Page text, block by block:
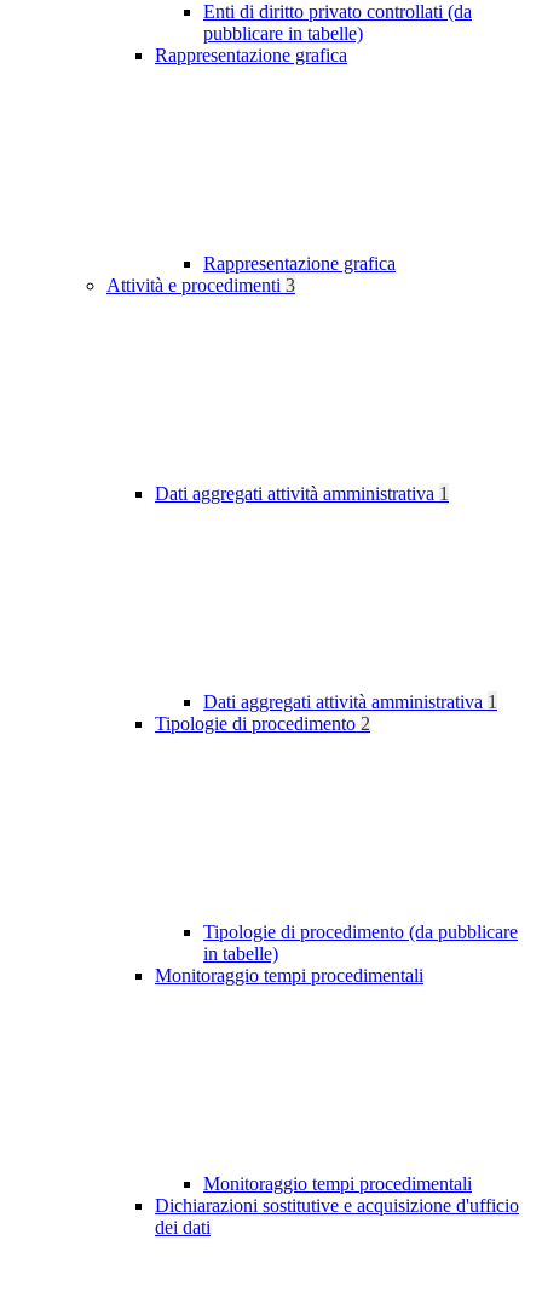
Enti di diritto privato controllati (da
pubblicare in tabelle)
Rappresentazione grafica
Rappresentazione grafica
Attività e procedimenti 3
Dati aggregati attività amministrativa 1
Dati aggregati attività amministrativa 1
Tipologie di procedimento 2
Tipologie di procedimento (da pubblicare
in tabelle)
Monitoraggio tempi procedimentali
Monitoraggio tempi procedimentali
Dichiarazioni sostitutive e acquisizione d'ufficio
dei dati